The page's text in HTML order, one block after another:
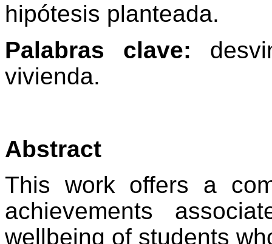
hipótesis planteada.
Palabras clave:
vivienda.
Abstract
This work offers a
achievements
wellbeing of students